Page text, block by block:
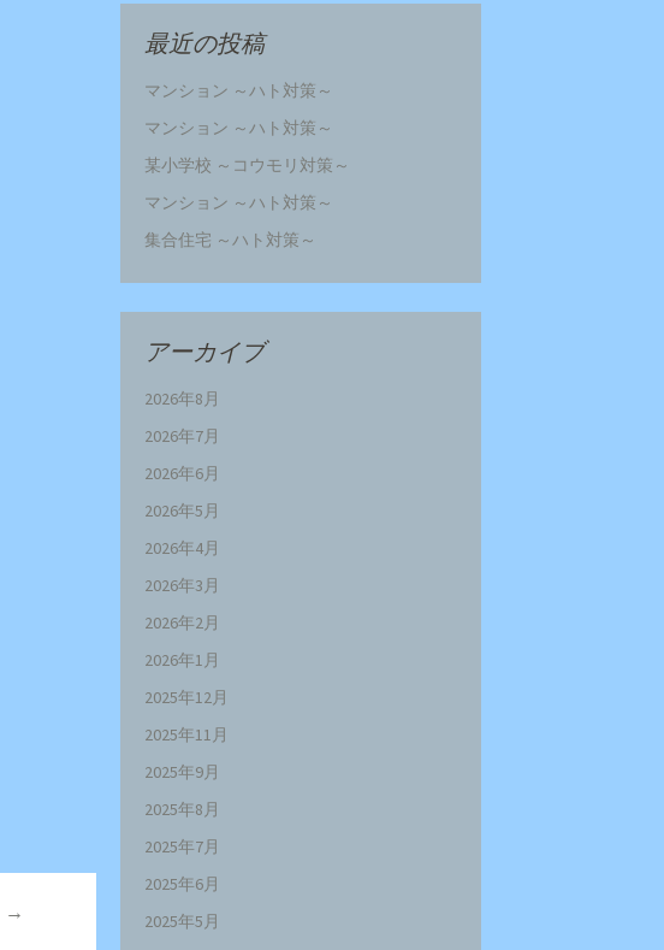
→
最近の投稿
マンション ～ハト対策～
マンション ～ハト対策～
某小学校 ～コウモリ対策～
マンション ～ハト対策～
集合住宅 ～ハト対策～
アーカイブ
2026年8月
2026年7月
2026年6月
2026年5月
2026年4月
2026年3月
2026年2月
2026年1月
2025年12月
2025年11月
2025年9月
2025年8月
2025年7月
2025年6月
2025年5月